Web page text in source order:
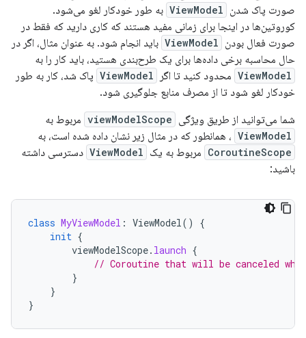
صورت پاک شدن ViewModel به طور خودکار لغو می‌شود.
کوروتین‌ها در اینجا برای زمانی مفید هستند که کاری دارید که فقط در
صورت فعال بودن ViewModel باید انجام شود. به عنوان مثال، اگر در
حال محاسبه برخی داده‌ها برای یک طرح‌بندی هستید، باید کار را به
ViewModel محدود کنید تا اگر ViewModel پاک شد، کار به طور
خودکار لغو شود تا از مصرف منابع جلوگیری شود.
شما می‌توانید از طریق ویژگی viewModelScope مربوط به
ViewModel ، همانطور که در مثال زیر نشان داده شده است، به
CoroutineScope مربوط به یک ViewModel دسترسی داشته
باشید:
class MyViewModel : ViewModel()
{
init {
viewModelScope. launch {
// Coroutine that will be canceled
}
}
}